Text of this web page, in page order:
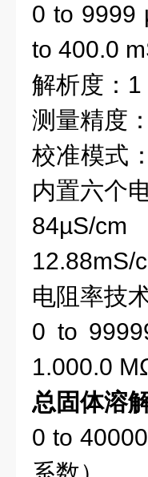
0 to 9999
to 400.0 m
解析度 ： 1
测量精度 ：
校准模式 ：
内置六个
84µS/cm
12.88mS/
电阻率技
0 to
1.000.0
总固体溶
0 to